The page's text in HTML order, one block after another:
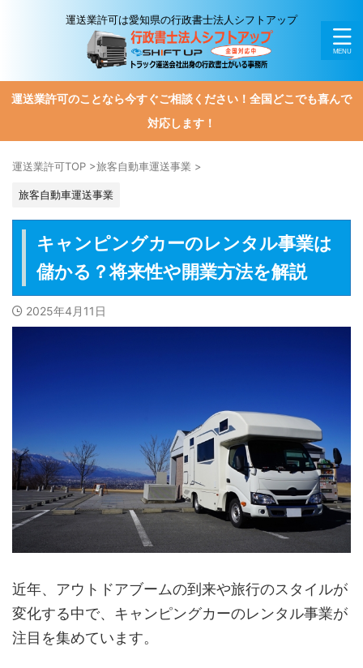
運送業許可は愛知県の行政書士法人シフトアップ
運送業許可のことなら今すぐご相談ください！全国どこでも喜んで
対応します！
運送業許可TOP >旅客自動車運送事業 >
旅客自動車運送事業
キャンピングカーのレンタル事業は
儲かる？将来性や開業方法を解説
2025年4月11日
近年、アウトドアブームの到来や旅行のスタイルが
変化する中で、キャンピングカーのレンタル事業が
注目を集めています。